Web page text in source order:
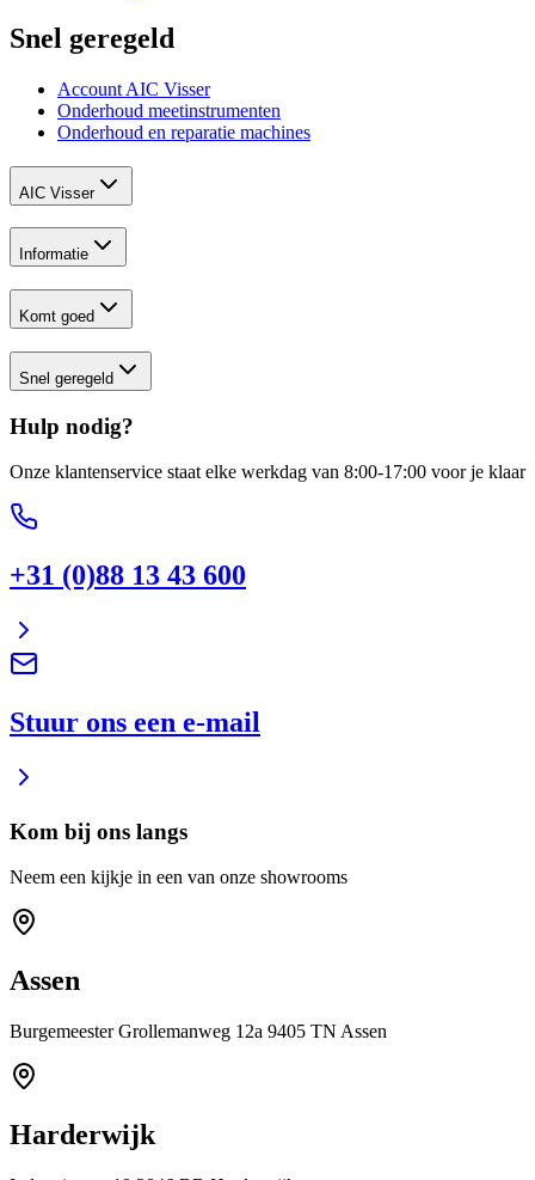
Snel geregeld
Account AIC Visser
Onderhoud meetinstrumenten
Onderhoud en reparatie machines
AIC Visser
Informatie
Komt goed
Snel geregeld
Hulp nodig?
Onze klantenservice staat elke werkdag van 8:00-17:00 voor je klaar
+31 (0)88 13 43 600
Stuur ons een e-mail
Kom bij ons langs
Neem een kijkje in een van onze showrooms
Assen
Burgemeester Grollemanweg 12a 9405 TN Assen
Harderwijk